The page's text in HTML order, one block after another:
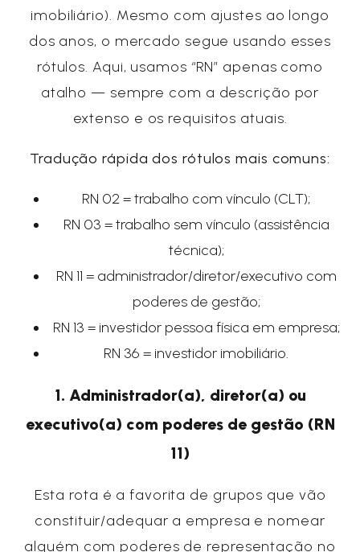
imobiliário). Mesmo com ajustes ao longo
dos anos, o mercado segue usando esses
rótulos. Aqui, usamos “RN” apenas como
atalho — sempre com a descrição por
extenso e os requisitos atuais.
Tradução rápida dos rótulos mais comuns:
RN 02 = trabalho com vínculo (CLT);
RN 03 = trabalho sem vínculo (assistência
técnica);
RN 11 = administrador/diretor/executivo com
poderes de gestão;
RN 13 = investidor pessoa física em empresa;
RN 36 = investidor imobiliário.
1. Administrador(a), diretor(a) ou
executivo(a) com poderes de gestão (RN
11)
Esta rota é a favorita de grupos que vão
constituir/adequar a empresa e nomear
alguém com poderes de representação no